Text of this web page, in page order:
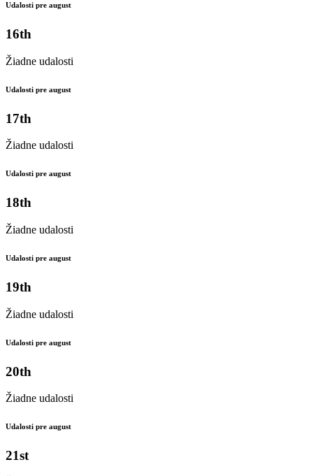
Udalosti pre august
16th
Žiadne udalosti
Udalosti pre august
17th
Žiadne udalosti
Udalosti pre august
18th
Žiadne udalosti
Udalosti pre august
19th
Žiadne udalosti
Udalosti pre august
20th
Žiadne udalosti
Udalosti pre august
21st